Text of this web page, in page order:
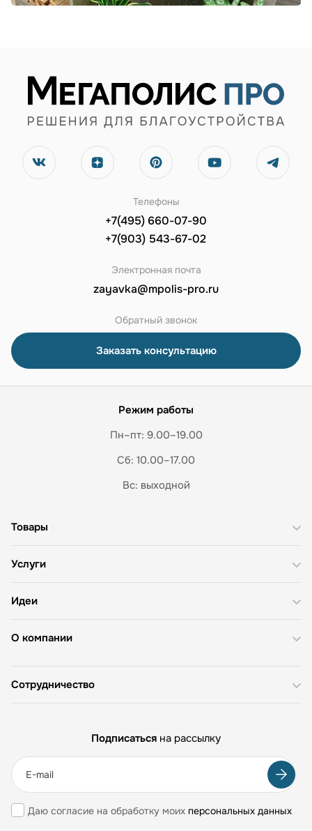
Телефоны
+7(495) 660-07-90
+7(903) 543-67-02
Электронная почта
zayavka@mpolis-pro.ru
Обратный звонок
Заказать консультацию
Режим работы
Пн–пт: 9.00–19.00
Сб: 10.00–17.00
Вс: выходной
О компании
Товары
Услуги
Идеи
Сотрудничество
Подписаться на рассылку
Даю согласие на обработку моих персональных данных